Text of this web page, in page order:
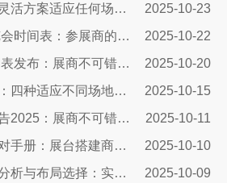
荷兰展位设计：几种灵活方案适应任何场地需求
2025-10-23
2026阿联酋迪拜展览会时间表：参展商的终极战略指南
2025-10-22
2026法国展览会时间表发布：展商不可错过的市场机遇与搭建指南
2025-10-20
南非展位设计新策略：四种适应不同场地需求的搭建方案与实战指南
2025-10-15
韩国展览经济发展报告2025：展商不可错过的市场机遇与实战指南
2025-10-11
巴西展会紧急情况应对手册：展台搭建商的终极生存指南
2025-10-10
日本展台搭建的尺寸分析与布局选择：实用指南助您精准出击
2025-10-09